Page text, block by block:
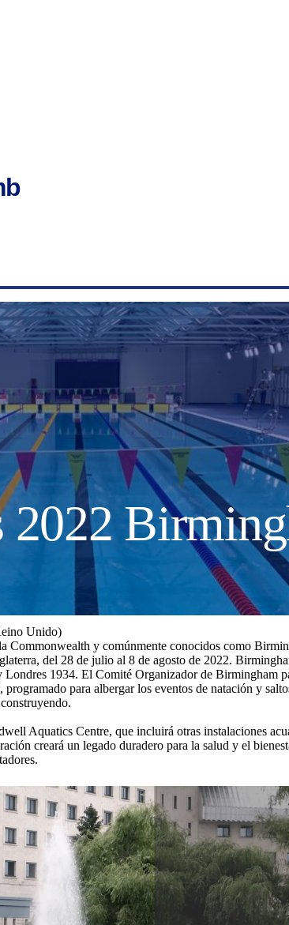
2022
Unido)
y comúnmente conocidos como
del 28 de julio al 8 de agosto de 2022.
1934. El Comité Organizador de Birmingham
para albergar los eventos de natación y
Aquatics Centre, que incluirá otras instalaciones
creará un legado duradero para la salud y el